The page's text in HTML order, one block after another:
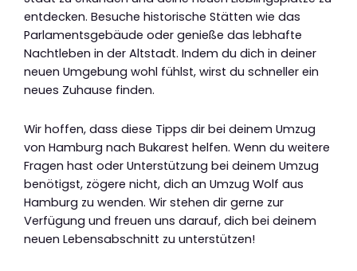
entdecken. Besuche historische Stätten wie das
Parlamentsgebäude oder genieße das lebhafte
Nachtleben in der Altstadt. Indem du dich in deiner
neuen Umgebung wohl fühlst, wirst du schneller ein
neues Zuhause finden.
Wir hoffen, dass diese Tipps dir bei deinem Umzug
von Hamburg nach Bukarest helfen. Wenn du weitere
Fragen hast oder Unterstützung bei deinem Umzug
benötigst, zögere nicht, dich an Umzug Wolf aus
Hamburg zu wenden. Wir stehen dir gerne zur
Verfügung und freuen uns darauf, dich bei deinem
neuen Lebensabschnitt zu unterstützen!